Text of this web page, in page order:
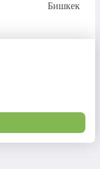
Бишкек